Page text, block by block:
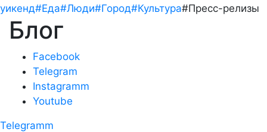
уикенд#Еда#Люди#Город#Культура#Пресс-релизы
Блог
Facebook
Telegram
Instagramm
Youtube
Telegramm